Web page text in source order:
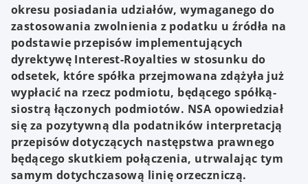
okresu posiadania udziałów, wymaganego do
zastosowania zwolnienia z podatku u źródła na
podstawie przepisów implementujących
dyrektywę Interest-Royalties w stosunku do
odsetek, które spółka przejmowana zdążyła już
wypłacić na rzecz podmiotu, będącego spółką-
siostrą łączonych podmiotów. NSA opowiedział
się za pozytywną dla podatników interpretacją
przepisów dotyczących następstwa prawnego
będącego skutkiem połączenia, utrwalając tym
samym dotychczasową linię orzeczniczą.